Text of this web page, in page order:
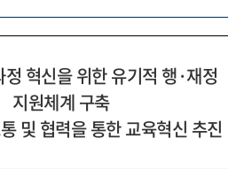
혁신을 위한 유기적 행·재정
지원체계 구축
및 협력을 통한 교육혁신 추진